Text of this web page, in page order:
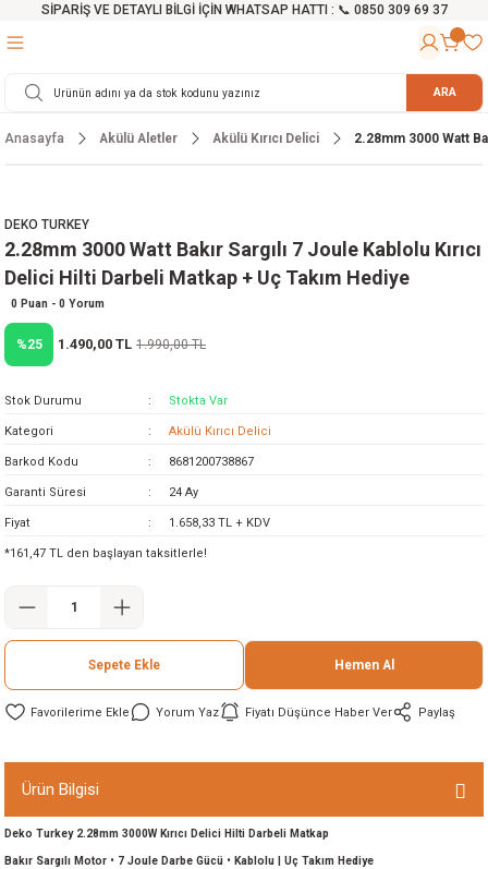
SİPARİŞ VE DETAYLI BİLGİ İÇİN WHATSAP HATTI : 📞 0850 309 69 37
Testereler
Makinesi
Testereler
Cihazları
Mikser
ve Arabalar
Malzemeleri ARA
Anasayfa Akülü Aletler Akülü Kırıcı Delici 2.28mm 3000 Watt
DEKO TURKEY
2.28mm 3000 Watt Bakır Sargılı 7 Joule Kablolu Kırıcı
Delici Hilti Darbeli Matkap + Uç Takım Hediye
0 Puan - 0 Yorum
%25 1.490,00 TL 1.990,00 TL
Stok Durumu Stokta Var
Kategori Akülü Kırıcı Delici
Barkod Kodu 8681200738867
Garanti Süresi 24 Ay
Fiyat 1.658,33 TL + KDV
*161,47 TL den başlayan taksitlerle!
Sepete Ekle Hemen Al
Yorum Yaz Fiyatı Düşünce Haber Ver Paylaş
Ürün Bilgisi
Deko Turkey 2.28mm 3000W Kırıcı Delici Hilti Darbeli Matkap
Bakır Sargılı Motor • 7 Joule Darbe Gücü • Kablolu | Uç Takım Hediye